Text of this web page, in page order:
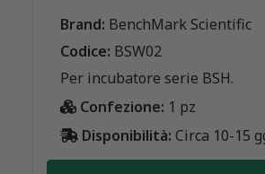
Brand: BenchMark Scientific
Codice: BSW02
Per incubatore serie BSH.
Confezione: 1 pz
Disponibilità: Circa 10-15